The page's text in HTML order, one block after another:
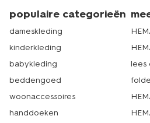
populaire categorieën
dameskleding
kinderkleding
babykleding
beddengoed
woonaccessoires
handdoeken
lees